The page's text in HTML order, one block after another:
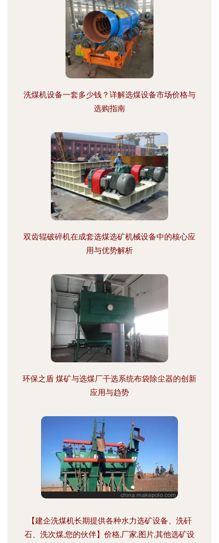
洗煤机设备一套多少钱？详解选煤设备市场价格与
选购指南
双齿辊破碎机在成套选煤选矿机械设备中的核心应
用与优势解析
环保之盾 煤矿与选煤厂干选系统布袋除尘器的创新
应用与趋势
【建企洗煤机长期提供各种水力选矿设备、洗矸
石、洗次煤,您的伙伴】价格,厂家,图片,其他选矿设